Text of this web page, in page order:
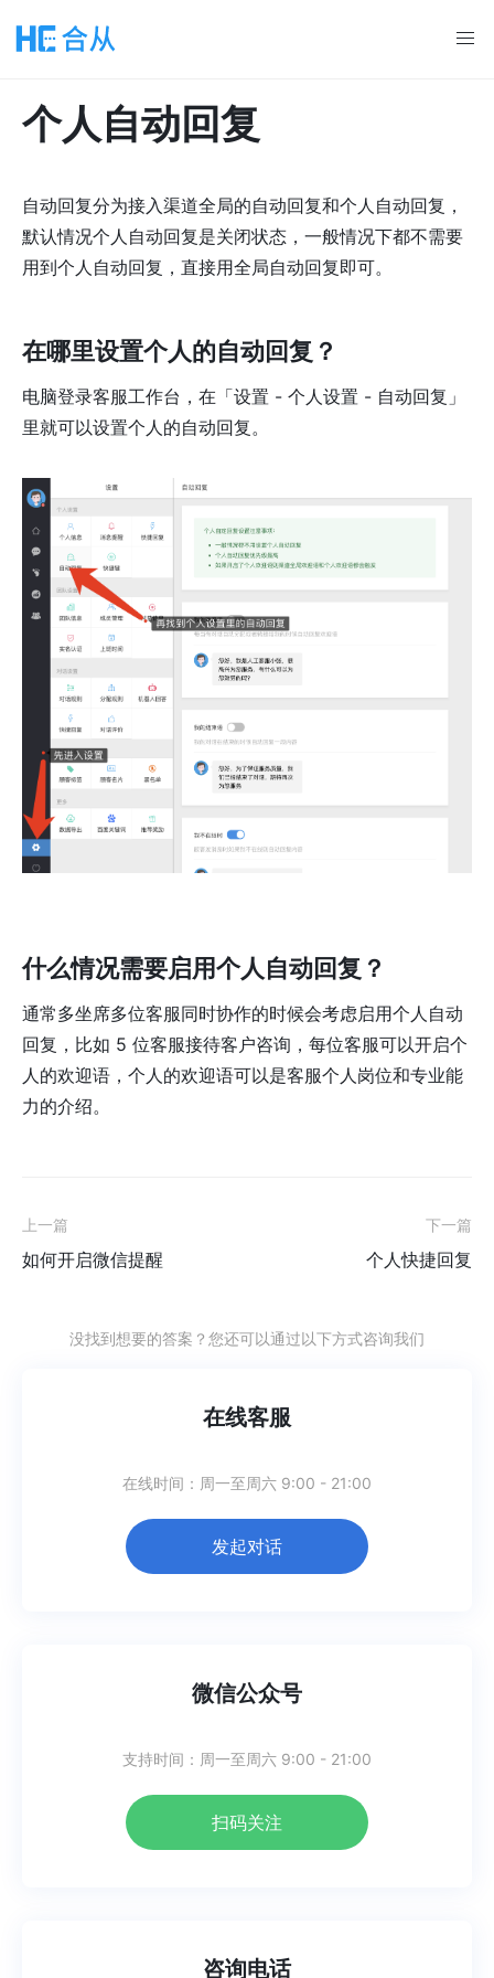
个人自动回复
自动回复分为接入渠道全局的自动回复和个人自动回复，
默认情况个人自动回复是关闭状态，一般情况下都不需要
用到个人自动回复，直接用全局自动回复即可。
在哪里设置个人的自动回复？
电脑登录客服工作台，在「设置 - 个人设置 - 自动回复」
里就可以设置个人的自动回复。
什么情况需要启用个人自动回复？
通常多坐席多位客服同时协作的时候会考虑启用个人自动
回复，比如 5 位客服接待客户咨询，每位客服可以开启个
人的欢迎语，个人的欢迎语可以是客服个人岗位和专业能
力的介绍。
上一篇
如何开启微信提醒
下一篇
个人快捷回复
没找到想要的答案？您还可以通过以下方式咨询我们
在线客服
在线时间： 周一至周六 9:00 - 21:00
发起对话
微信公众号
支持时间： 周一至周六 9:00 - 21:00
扫码关注
咨询电话